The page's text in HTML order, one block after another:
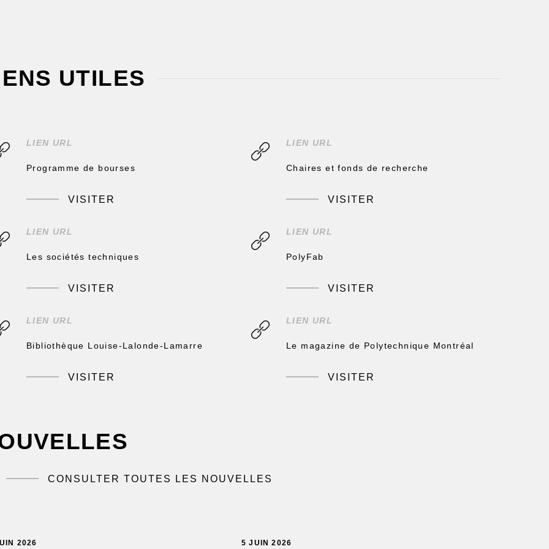
UTILES
LIEN URL
Programme de bourses
VISITER
LIEN URL
Chaires et fonds de recherche
VISITER
LIEN URL
Les sociétés techniques
VISITER
LIEN URL
PolyFab
VISITER
LIEN URL
Bibliothèque Louise-Lalonde-Lamarre
VISITER
LIEN URL
Le magazine de Polytechnique Montréal
VISITER
CONSULTER TOUTES LES NOUVELLES
2026 5 JUIN 2026